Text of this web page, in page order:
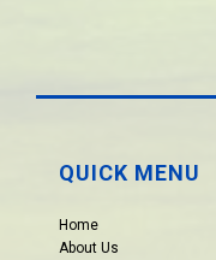
QUICK MENU
Home
About Us